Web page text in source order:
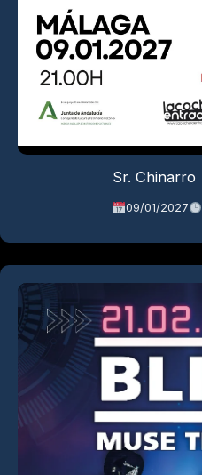
Sr. Chinarro
09/01/2027